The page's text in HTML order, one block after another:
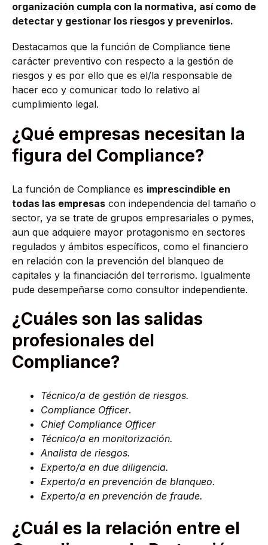
organización cumpla con la normativa, así como de
detectar y gestionar los riesgos y prevenirlos.
Destacamos que la función de Compliance tiene
carácter preventivo con respecto a la gestión de
riesgos y es por ello que es el/la responsable de
hacer eco y comunicar todo lo relativo al
cumplimiento legal.
¿Qué empresas necesitan la
figura del Compliance?
La función de Compliance es imprescindible en
todas las empresas con independencia del tamaño o
sector, ya se trate de grupos empresariales o pymes,
aun que adquiere mayor protagonismo en sectores
regulados y ámbitos específicos, como el financiero
en relación con la prevención del blanqueo de
capitales y la financiación del terrorismo. Igualmente
pude desempeñarse como consultor independiente.
¿Cuáles son las salidas
profesionales del
Compliance?
Técnico/a de gestión de riesgos.
Compliance Officer.
Chief Compliance Officer
Técnico/a en monitorización.
Analista de riesgos.
Experto/a en due diligencia.
Experto/a en prevención de blanqueo.
Experto/a en prevención de fraude.
¿Cuál es la relación entre el